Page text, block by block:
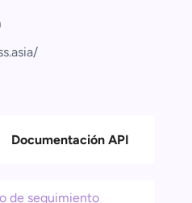
Documentación API